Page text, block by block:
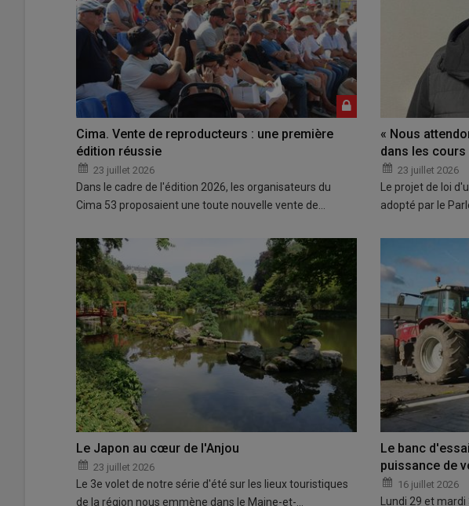
Cima. Vente de reproducteurs : une première
édition réussie
23 juillet 2026
Dans le cadre de l'édition 2026, les organisateurs du
Cima 53 proposaient une toute nouvelle vente de…
« Nous
dans les cours
23 juillet 2026
Le projet de loi
adopté par le
Le Japon au cœur de l'Anjou
23 juillet 2026
Le 3e volet de notre série d'été sur les lieux touristiques
de la région nous emmène dans le Maine-et-…
Le banc
puissance de
16 juillet 2026
Lundi 29 et